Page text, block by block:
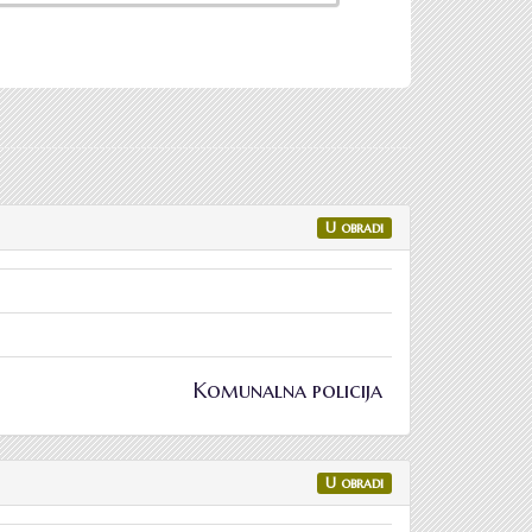
U obradi
Komunalna policija
U obradi